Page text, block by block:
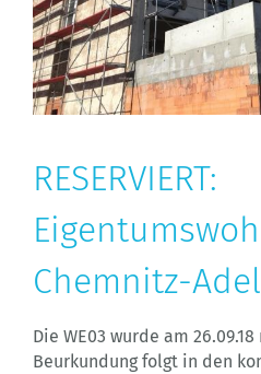
RESERVIERT:
Chemnitz-
Die WE03 wurde am
Beurkundung folgt in den